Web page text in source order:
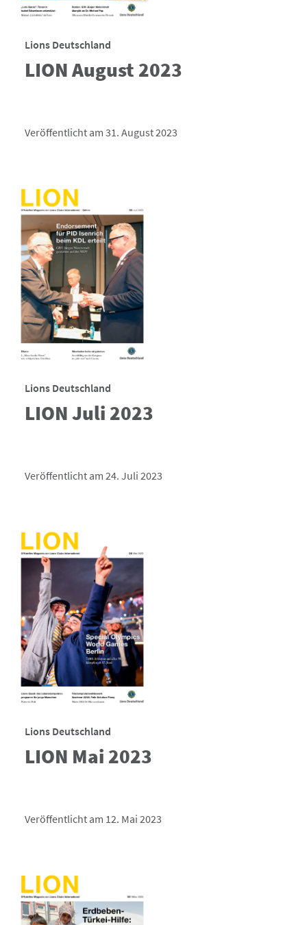
Lions Deutschland
LION August 2023
Veröffentlicht am 31. August 2023
Lions Deutschland
LION Juli 2023
Veröffentlicht am 24. Juli 2023
Lions Deutschland
LION Mai 2023
Veröffentlicht am 12. Mai 2023